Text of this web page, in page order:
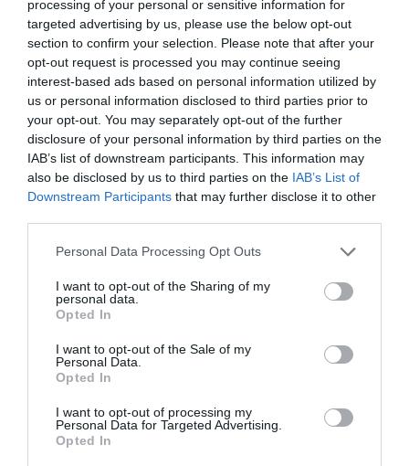
processing of your personal or sensitive information for
targeted advertising by us, please use the below opt-out
section to confirm your selection. Please note that after your
opt-out request is processed you may continue seeing
interest-based ads based on personal information utilized by
us or personal information disclosed to third parties prior to
your opt-out. You may separately opt-out of the further
disclosure of your personal information by third parties on the
IAB’s list of downstream participants. This information may
also be disclosed by us to third parties on the IAB’s List of
Downstream Participants that may further disclose it to other
Personal Data Processing Opt Outs
I want to opt-out of the Sharing of my
personal data.
Opted In
I want to opt-out of the Sale of my
Personal Data.
Opted In
I want to opt-out of processing my
Personal Data for Targeted Advertising.
Opted In